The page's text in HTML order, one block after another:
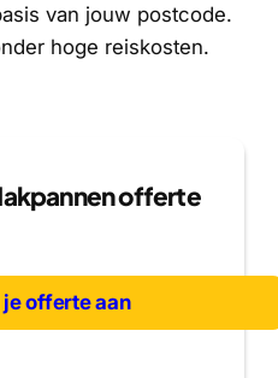
van jouw postcode.
hoge reiskosten.
offerte aan